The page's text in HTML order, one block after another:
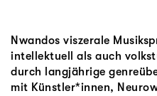
Nwandos viszerale
intellektuell als auch
durch langjährige
mit Künstler*innen,